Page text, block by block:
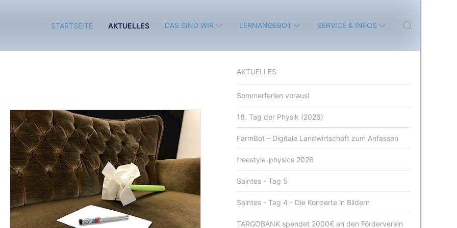
STARTSEITE AKTUELLES DAS SIND WIR LERNANGEBOT SERVICE & INFOS
AKTUELLES
Sommerferien voraus!
18. Tag der Physik (2026)
FarmBot – Digitale Landwirtschaft zum Anfassen
freestyle-physics 2026
Saintes - Tag 5
Saintes - Tag 4 - Die Konzerte in Bildern
TARGOBANK spendet 2000€ an den Förderverein